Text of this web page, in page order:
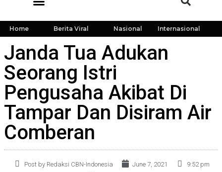
Home Berita Viral Nasional Internasional
Janda Tua Adukan
Seorang Istri
Pengusaha Akibat Di
Tampar Dan Disiram Air
Comberan
Post by Redaksi CBN-Indonesia June 7, 2021
9:52 pm